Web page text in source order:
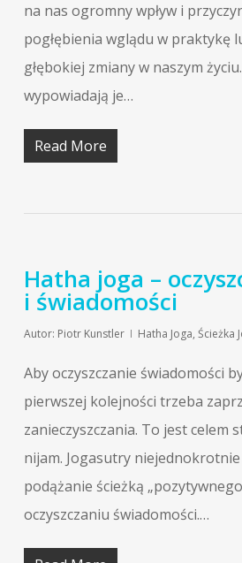
na nas ogromny wpływ i
pogłębienia wglądu w praktykę
głębokiej zmiany w naszym
wypowiadają je…
Read More
Hatha joga –
i świadomości
Autor: Piotr Kunstler Hatha Joga, Ścieżka
Aby oczyszczanie świadomości
pierwszej kolejności trzeba
zanieczyszczania. To jest celem
nijam. Jogasutry
podążanie ścieżką
oczyszczaniu świadomości.…